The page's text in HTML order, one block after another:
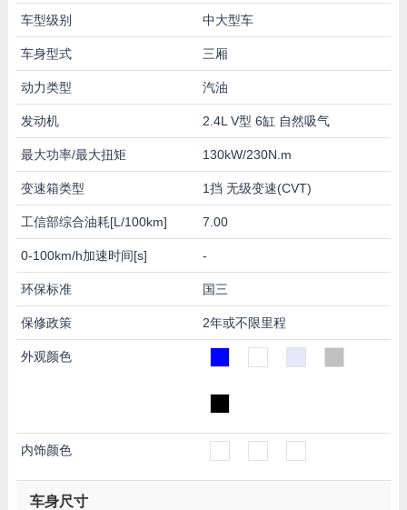
车型级别 中大型车
车身型式 三厢
动力类型 汽油
发动机 2.4L V型 6缸 自然吸气
最大功率/最大扭矩 130kW/230N.m
变速箱类型 1挡 无级变速(CVT)
工信部综合油耗[L/100km] 7.00
0-100km/h加速时间[s] -
环保标准 国三
保修政策 2年或不限里程
外观颜色
内饰颜色
车身尺寸